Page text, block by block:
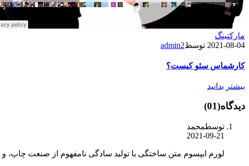
مارکتینگ
2021-08-04 توسطadmin2
کارشماس سئو کیست؟
بیشتر بدانید
دیدگاه(01)
توسطمحمد
2021-09-21
لورم ایپسوم متن ساختگی با تولید سادگی نامفهوم از صنعت چاپ،